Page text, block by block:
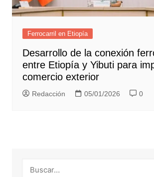
Ferrocarril en Etiopía
Desarrollo de la conexión
entre Etiopía y Yibuti para
comercio exterior
Redacción 05/01/2026 0